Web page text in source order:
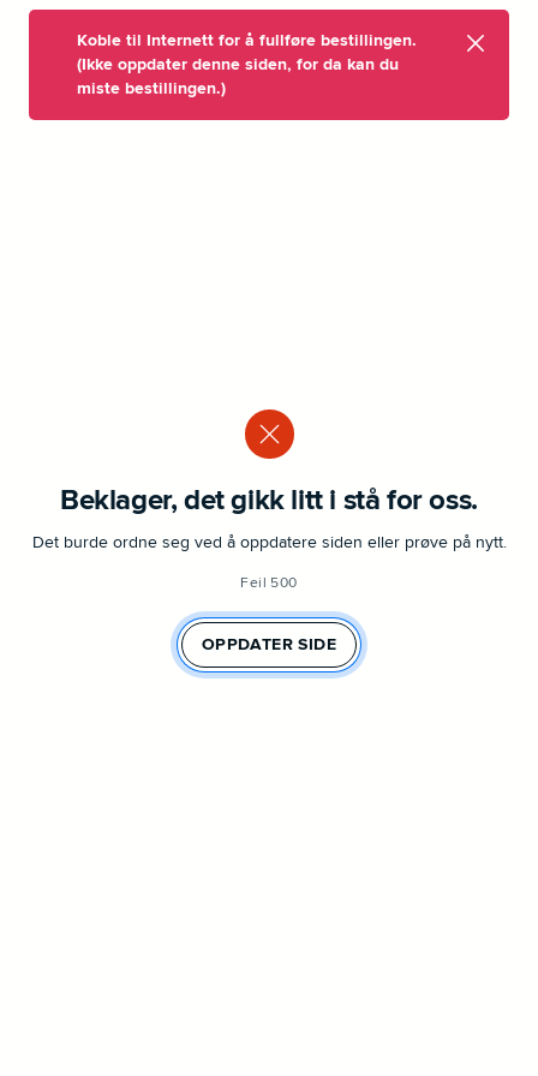
Koble til Internett for å fullføre bestillingen.
(Ikke oppdater denne siden, for da kan du
miste bestillingen.)
Beklager, det gikk litt i stå for oss.
Det burde ordne seg ved å oppdatere siden eller prøve på nytt.
Feil 500
OPPDATER SIDE